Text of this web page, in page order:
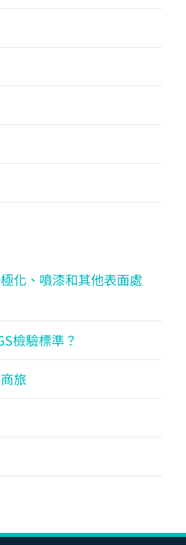
化、噴漆和其他表面處
檢驗標準？
旅